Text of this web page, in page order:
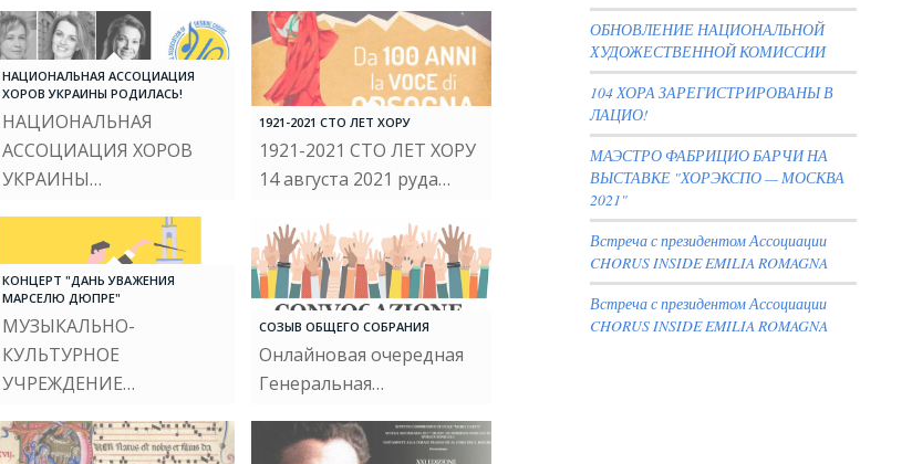
НАЦИОНАЛЬНАЯ АССОЦИАЦИЯ
ХОРОВ УКРАИНЫ РОДИЛАСЬ!
НАЦИОНАЛЬНАЯ
АССОЦИАЦИЯ ХОРОВ
УКРАИНЫ…
1921-2021 СТО ЛЕТ ХОРУ
1921-2021 СТО ЛЕТ ХОРУ
14 августа 2021 руда…
КОНЦЕРТ "ДАНЬ УВАЖЕНИЯ
МАРСЕЛЮ ДЮПРЕ"
МУЗЫКАЛЬНО-
КУЛЬТУРНОЕ
УЧРЕЖДЕНИЕ…
СОЗЫВ ОБЩЕГО СОБРАНИЯ
Онлайновая очередная
Генеральная…
ОБНОВЛЕНИЕ НАЦИОНАЛЬНОЙ
ХУДОЖЕСТВЕННОЙ КОМИССИИ
104 ХОРА ЗАРЕГИСТРИРОВАНЫ В
ЛАЦИО!
МАЭСТРО ФАБРИЦИО БАРЧИ НА
ВЫСТАВКЕ "ХОРЭКСПО — МОСКВА
2021"
Встреча с президентом Ассоциации
CHORUS INSIDE EMILIA ROMAGNA
Встреча с президентом Ассоциации
CHORUS INSIDE EMILIA ROMAGNA